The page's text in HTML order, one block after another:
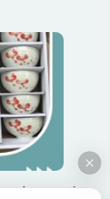
cần lưu ý